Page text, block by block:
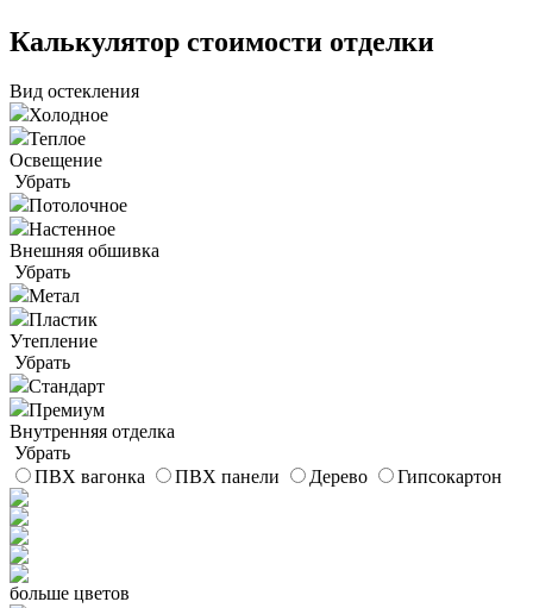
Калькулятор стоимости отделки
Вид остекления
Холодное
Теплое
Освещение
Убрать
Потолочное
Настенное
Внешняя обшивка
Убрать
Метал
Пластик
Утепление
Убрать
Стандарт
Премиум
Внутренняя отделка
Убрать
ПВХ вагонка
ПВХ панели Дерево Гипсокартон
больше цветов